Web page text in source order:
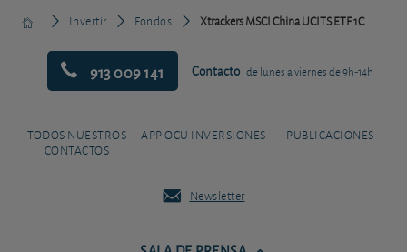
Invertir Fondos Xtrackers MSCI China UCITS ETF 1C
913 009 141 Contacto de lunes a viernes de 9h-14h
TODOS NUESTROS
CONTACTOS
APP OCU INVERSIONES PUBLICACIONES
Newsletter